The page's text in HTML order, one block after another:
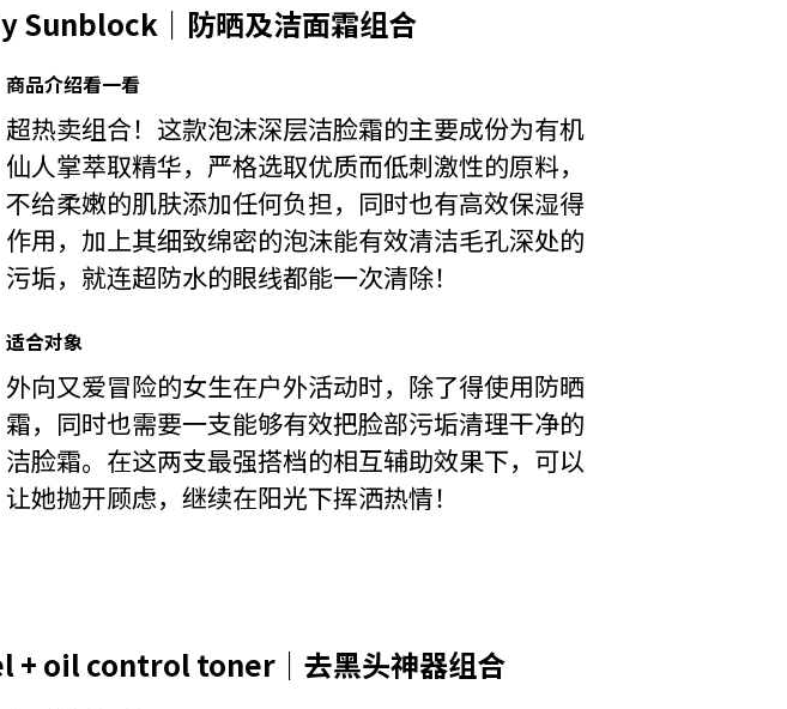
Sunblock｜防晒及洁面霜组合
商品介绍看一看
超热卖组合！这款泡沫深层洁脸霜的主要成份为有机
仙人掌萃取精华，严格选取优质而低刺激性的原料，
不给柔嫩的肌肤添加任何负担，同时也有高效保湿得
作用，加上其细致绵密的泡沫能有效清洁毛孔深处的
污垢，就连超防水的眼线都能一次清除！
适合对象
外向又爱冒险的女生在户外活动时，除了得使用防晒
霜，同时也需要一支能够有效把脸部污垢清理干净的
洁脸霜。在这两支最强搭档的相互辅助效果下，可以
让她抛开顾虑，继续在阳光下挥洒热情！
+ oil control toner｜去黑头神器组合